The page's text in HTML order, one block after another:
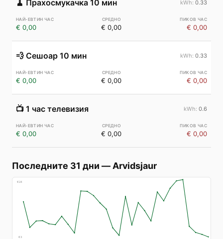
🧹 Прахосмукачка 10 мин 0.33
€ 0,00 € 0,00 € 0,00
💨 Сешоар 10 мин 0.33
€ 0,00 € 0,00 € 0,00
📺 1 час телевизия 0.6
€ 0,00 € 0,00 € 0,00
Последните 31 дни — Arvidsjaur
€24
€3